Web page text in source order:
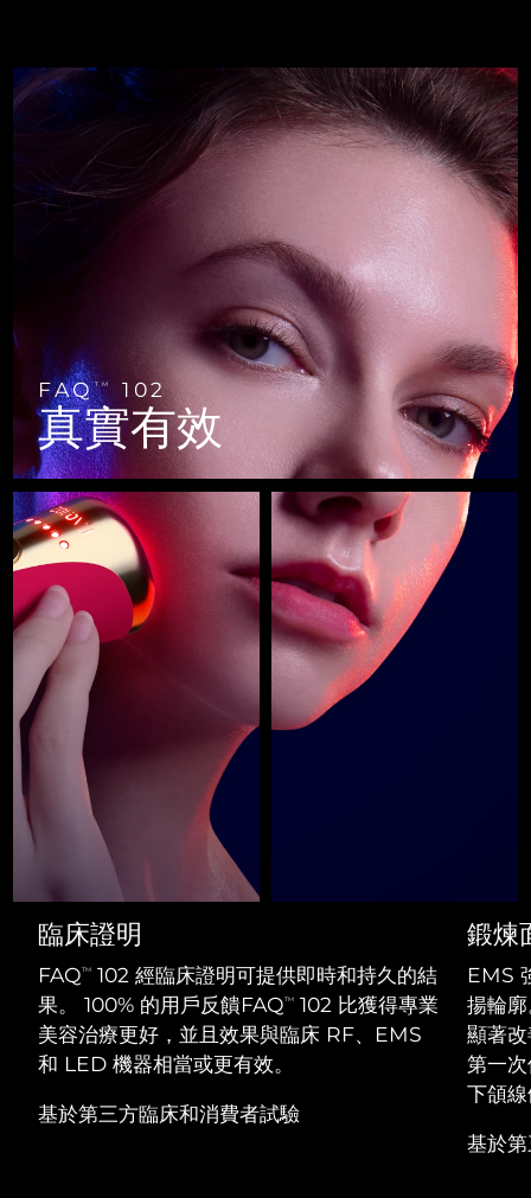
FAQTM 102
真實有效
臨床證明
FAQTM
102 經臨床證明可提供即時和持久的結
果。 100% 的用戶反饋FAQTM
102 比獲得專業
美容治療更好，並且效果與臨床 RF、EMS
和 LED 機器相當或更有效。
基於第三方臨床和消費者試驗
鍛煉
EMS
揚輪
顯著
第一
下頜
基於
LUNA™ 4 mini
For young skin, T-zone
LUNA™ 4 go
For travel or gym bag
LUNA™護膚
Premium cleansers & balm
LUNA™ 設備
All facial cleansing devices
面部提拉護理
Premium anti-aging skincare
BEAR™ 設備
All premium facelift devices
Near-infrared and red light therapy
device
UFO™ 3 mini
Red light therapy device for young skin
UFO™ 3 go
Portable red light therapy
面膜
Rejuvenation & hydration
UFO™ 設備
All deep facial hydration devices
Smart hybrid silicone sonic toothbrush
issa™ 4 smile
Hybrid silicone sonic toothbrush
issa™ 4 baby
For ages 0-3
issa™ Teeth Whitening Set
Dual LED + sonic device & 18% PAP gel
ISSA™ 設備
All silicone sonic toothbrushes
抗老
FAQ™ 101
Clinical anti-aging
FAQ™ 102
Advanced clinical anti-aging
FAQ™ 103
Luxurious clinical anti-aging set
FAQ™ P1 Primer
Manuka honey primer
FAQ™護膚品
All FAQ™ skincare
FAQ™產品
All anti-aging treatments
LED 護理
FAQ™ 201
LED mask
FAQ™ 202
FAQ™ 211
Anti-aging neck & décolleté LED mask
FAQ™ 221
Anti-aging LED hand mask
FAQ™護膚品
All FAQ™ skincare
FAQ™產品
All LED treatments
LED hair strengthening scalp massager
FAQ™ Scalp Serum
Scalp recovery probiotic serum
FAQ™護膚品
All FAQ™ skincare
FAQ™產品
All hair treatments
肌膚年輕化
NEW
Full-Spectrum Red Light Therapy
FAQ™ 502
Full-Spectrum Red Light Therapy
FAQ™ Red Light Serum
FAQ™ skincare
All FAQ™ skincare
FAQ™ products
All toning treatments
保健品
專業治療
脫毛
PEACH™ 2 Pro Max
Professional IPL hair removal device
PEACH™ 2
IPL hair removal
PEACH™ 2 go
Travel-friendly IPL hair removal
PEACH™ Cooling Prep Gel
Cooling IPL hair removal gel
身體護理
BEAR™ 2 body
Microcurrent body toning
LUNA™ 4 body
Massaging body brush
SUPERCHARGED™ serum
Firming body serum
痘肌護理
ESPADA™ 2 plus
Recurring acne LED therapy
ESPADA™ 2
Acne treatment device
ESPADA™ Blemish Solution
Concentrated acne gel
眼部護理
BEAR™ 2 eyes & lips
Microcurrent line smoothing device
IRIS™ 2
Rejuvenating eye massager
眼部護膚
Advanced eye care treatment
毛孔護理
KIWI™ derma
KIWI™
Blackhead remover
LUNA™ 4 hair
FLIP™ play advanced
LED light hairbrush
牙齒美白
NEW
issa™ Teeth Whitening Set
Dual LED + sonic device & 18% PAP gel
更多的
智利 預計送達日期8/12/26
預計送達日期8/8/26
哥倫比亞 預計送達日期 8/12/26
預計送達日期
預計送達日期 8/9/26
捷克 預計送達日期8/8/26
丹麥 預計送達日期8/8/26
愛沙尼亞 預計送達日期8/8/26
芬蘭 預計送達日期 8/8/26
法國 預計送達日期
法屬玻里尼西亞 預計送達日期
德國 預計送達日期
直布羅陀
中國香港特別行政區
匈牙利 8/8/26
冰島 預計送達日期 8/9/26
印尼 預計送達日期 8/6/26
8/8/26
8/10/26